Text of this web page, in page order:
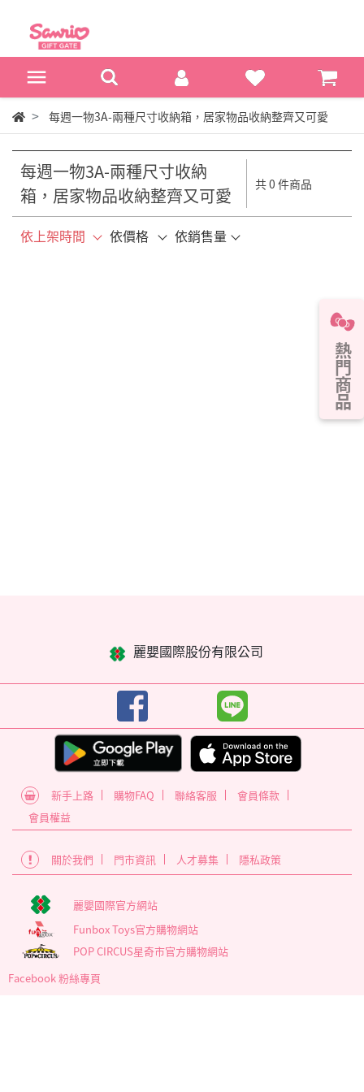
熱門商品
每週一物3A-兩種尺寸收納箱，居家物品收納整齊又可愛
每週一物3A-兩種尺寸收納
箱，居家物品收納整齊又可愛
共 0 件商品
依上架時間 依價格 依銷售量
麗嬰國際股份有限公司
新手上路 購物FAQ 聯絡客服
會員條款
會員權益
關於我們 門市資訊 人才募集 隱私政策
麗嬰國際官方網站
Funbox Toys官方購物網站
POP CIRCUS星奇市官方購物網站
Facebook 粉絲專頁